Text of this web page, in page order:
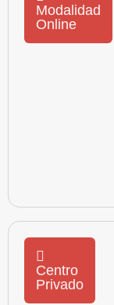
Modalidad
Online
Centro
Privado